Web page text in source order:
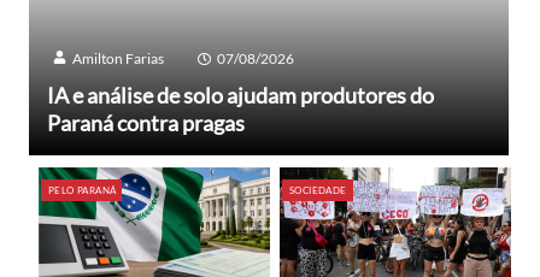
Amilton Farias 07/08/2026
IA e análise de solo ajudam produtores do
Paraná contra pragas
PELO PARANÁ SOCIEDADE